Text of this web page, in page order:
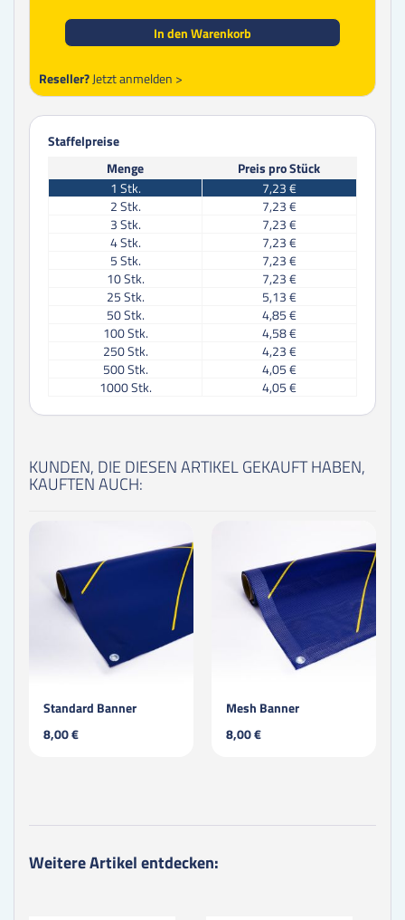
In den Warenkorb
Reseller?Jetzt anmelden >
Staffelpreise
Menge
Preis pro Stück
1 Stk.
7,23 €
2Stk.
7,23 €
3Stk.
7,23 €
4Stk.
7,23 €
5Stk.
7,23 €
10Stk.
7,23 €
25Stk.
5,13 €
50Stk.
4,85 €
100Stk.
4,58 €
250Stk.
4,23 €
500Stk.
4,05 €
1000Stk. 4,05 €
KUNDEN, DIE DIESEN ARTIKEL GEKAUFT HABEN,
KAUFTEN AUCH:
Standard Banner
8,00 €
Mesh Banner
8,00 €
Weitere Artikel entdecken: